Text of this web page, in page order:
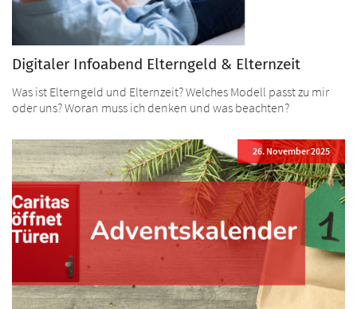
Digitaler Infoabend Elterngeld & Elternzeit
Was ist Elterngeld und Elternzeit? Welches Modell passt zu mir
oder uns? Woran muss ich denken und was beachten?
26. November 2025